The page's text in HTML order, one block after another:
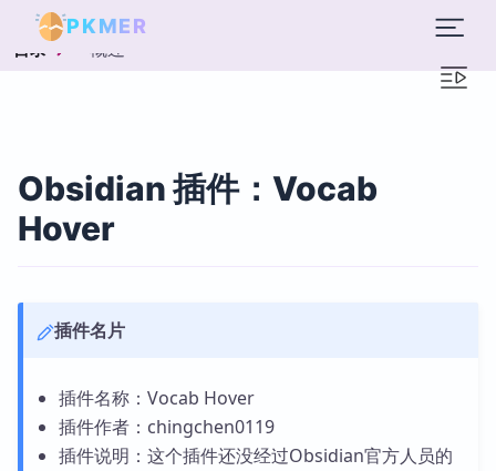
PKMER
目录 概述
Obsidian 插件：Vocab
Hover
插件名片
插件名称：Vocab Hover
插件作者：chingchen0119
插件说明：这个插件还没经过Obsidian官方人员的